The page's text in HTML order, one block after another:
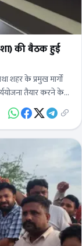
की बैठक हुई
शहर के प्रमुख मार्गों
तैयार करने के